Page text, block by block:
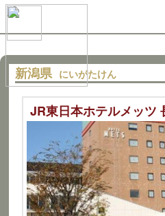
新潟県 にいがたけん
JR東日本ホテルメッツ